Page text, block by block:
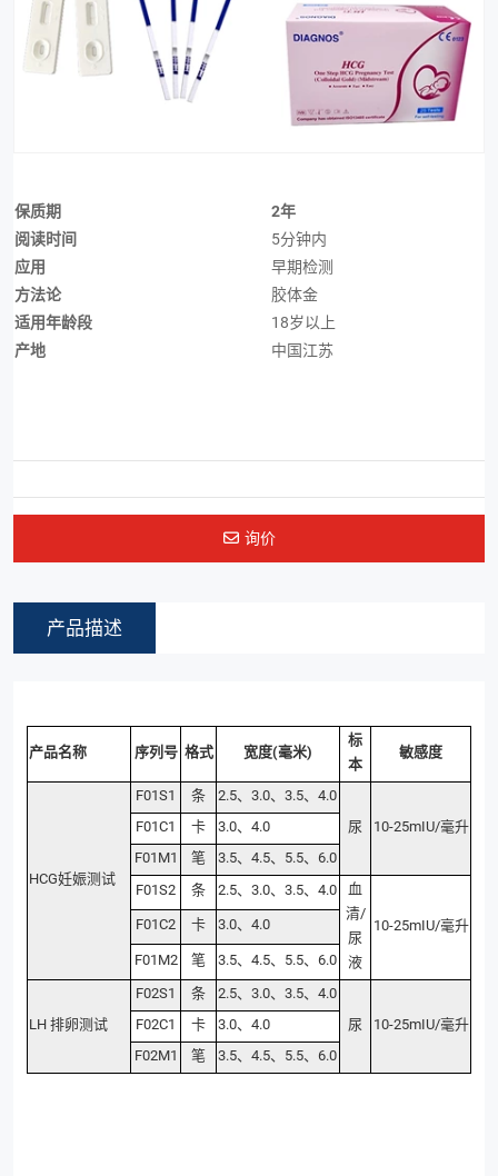
保质期
2年
阅读时间
5分钟内
应用
早期检测
方法论
胶体金
适用年龄段
18岁以上
产地
中国江苏
询价
产品描述
产品名称 序列号 格式 宽度(毫米)
标
本
敏感度
HCG妊娠测试
F01S1 条
2.5、3.0、3.5、4.0
尿
10-25mIU/毫升
F01C1 卡
3.0、4.0
F01M1
笔
3.5、4.5、5.5、6.0
F01S2
条 2.5、3.0、3.5、4.0
血
清/
尿
液
10-25mIU/毫升
F01C2 卡 3.0、4.0
F01M2 笔 3.5、4.5、5.5、6.0
LH 排卵测试
F02S1 条
2.5、3.0、3.5、4.0
尿
10-25mIU/毫升
F02C1 卡
3.0、4.0
F02M1
笔 3.5、4.5、5.5、6.0